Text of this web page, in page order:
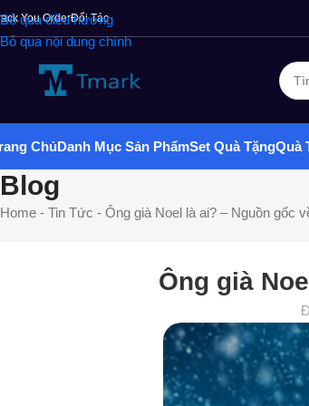
Bỏ qua điều hướng
Bỏ qua nội dung chính
Kho sỉ Tmark: Hàng hoá đa dạng, hỗ trợ tận tình,
You OrderĐối Tác
ChủDanh Mục Sản PhẩmSet Quà TặngQuà
Blog
Home - Tin Tức - Ông già Noel là ai? – Nguồn gốc
Ông già